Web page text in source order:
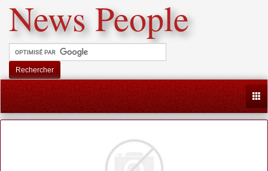
News People
Rechercher